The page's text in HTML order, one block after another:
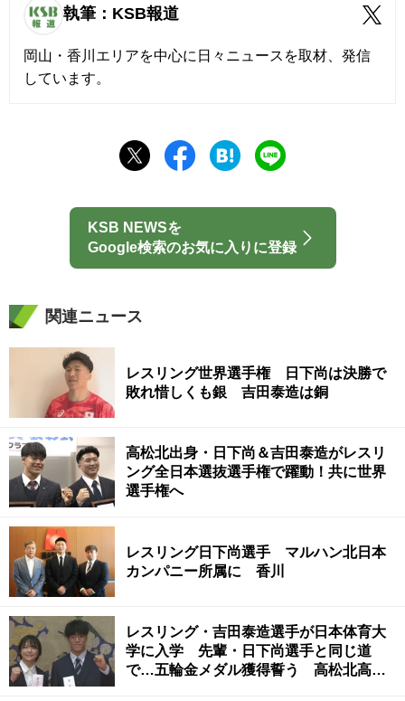
執筆：KSB報道
岡山・香川エリアを中心に日々ニュースを取材、発信
しています。
KSB NEWSを
Google検索のお気に入りに登録
関連ニュース
レスリング世界選手権 日下尚は決勝で
敗れ惜しくも銀 吉田泰造は銅
高松北出身・日下尚＆吉田泰造がレスリ
ング全日本選抜選手権で躍動！共に世界
選手権へ
レスリング日下尚選手 マルハン北日本
カンパニー所属に 香川
レスリング・吉田泰造選手が日本体育大
学に入学 先輩・日下尚選手と同じ道
で…五輪金メダル獲得誓う 高松北高校